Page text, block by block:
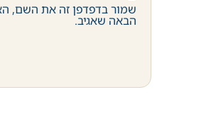
שמור בדפדפן זה את השם,
הבאה שאגיב.